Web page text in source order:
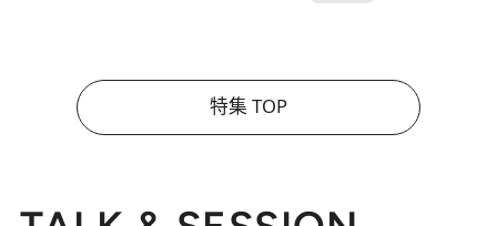
特集 TOP